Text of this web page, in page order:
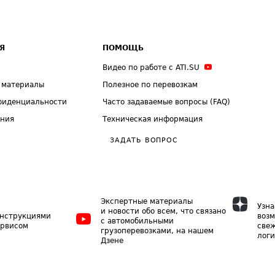
ПОМОЩЬ
Видео по работе с ATI.SU
Полезное по перевозкам
Часто задаваемые вопросы (FAQ)
Техническая информация
ЗАДАТЬ ВОПРОС
Экспертные материалы
и новости обо всем, что связано
с автомобильными
грузоперевозками, на нашем
Дзене